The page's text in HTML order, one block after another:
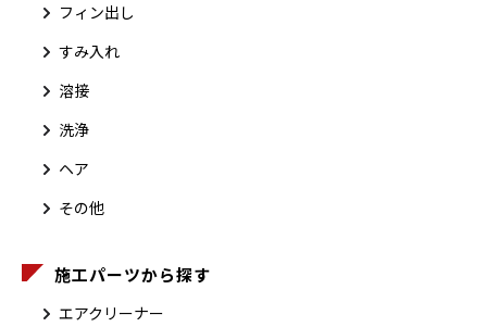
フィン出し
すみ入れ
溶接
洗浄
ヘア
その他
施工パーツから探す
エアクリーナー